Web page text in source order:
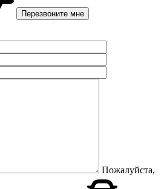
Пожалуйста,